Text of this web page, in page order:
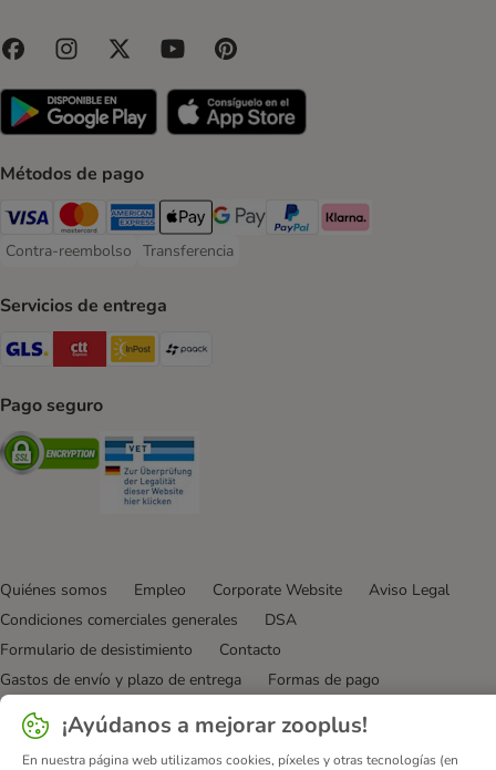
Métodos de pago
Visa Payment Method
Mastercard Payment Method
American Express Payment Method
Apple Pay Payment Method
Google Pay Payment Method
PayPal Payment Method
Klarna Payment Method
Contra-reembolso
Contra-reembolso Payment Method
Transferencia
Transferencia Payment Method
Servicios de entrega
GLS Shipping Method
CTTExpress Shipping Method
InPost Shipping Method
Pago seguro
Security
Quiénes somos Empleo Corporate Website
Aviso Legal
Condiciones comerciales generales
DSA
Formulario de desistimiento
Contacto
Gastos de envío y plazo de entrega
Formas de pago
Programa de afiliación
Declaración de accesibilidad
¡Ayúdanos a mejorar zooplus!
En nuestra página web utilizamos cookies, píxeles y otras tecnologías (en